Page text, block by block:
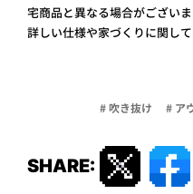
宅商品と異なる場合がございま
詳しい仕様や家づくりに関し
# 吹き抜け # ア
SHARE: